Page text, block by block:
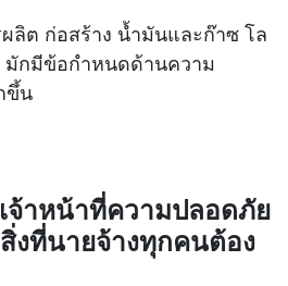
ลิต ก่อสร้าง น้ำมันและก๊าซ โล
กมีข้อกำหนดด้านความ
ขึ้น
จ้าหน้าที่ความปลอดภัย
งที่นายจ้างทุกคนต้อง